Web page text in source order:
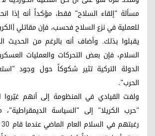
مسألة "إلقاء السلاح" فقط، مؤكداً أنه إذا
للعملية في نزع السلاح فحسب، فإن مقاتلي
يقبلوا بذلك. وأضاف أنه بالرغم من الحديث
السلام، فإن بعض التحركات والعمليات
الدولة التركية تثير شكوكاً حول وجود
الحرب".
ولفت القيادي في المنظومة إلى أنهم غيّروا
"حرب الكريلا" إلى "السياسة الديمقراطية"،